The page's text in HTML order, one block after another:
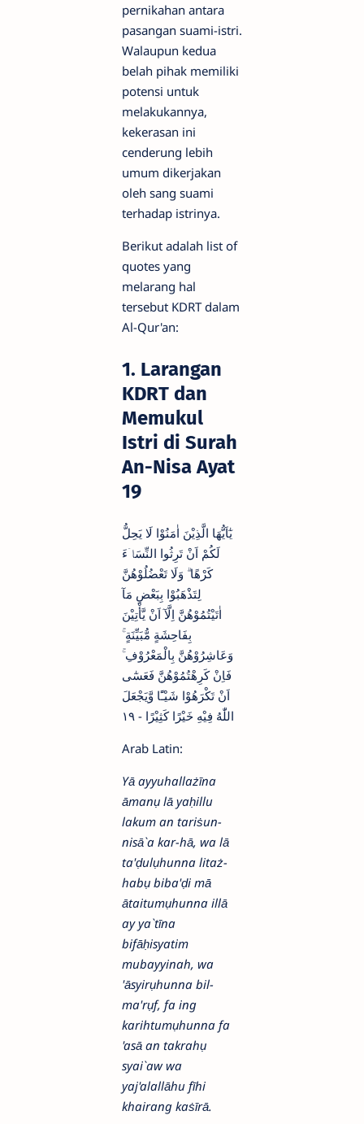
pernikahan antara
pasangan suami-istri.
Walaupun kedua
belah pihak memiliki
potensi untuk
melakukannya,
kekerasan ini
cenderung lebih
umum dikerjakan
oleh sang suami
terhadap istrinya.
Berikut adalah list of
quotes yang
melarang hal
tersebut KDRT dalam
Al-Qur'an:
1. Larangan
KDRT dan
Memukul
Istri di Surah
An-Nisa Ayat
19
يٰٓاَيُّهَا الَّذِيْنَ اٰمَنُوْا لَا يَحِلُّ
لَكُمْ اَنْ تَرِثُوا النِّسَاۤءَ
كَرْهًا ۗ وَلَا تَعْضُلُوْهُنَّ
لِتَذْهَبُوْا بِبَعْضِ مَآ
اٰتَيْتُمُوْهُنَّ اِلَّآ اَنْ يَّأْتِيْنَ
بِفَاحِشَةٍ مُّبَيِّنَةٍ ۚ
وَعَاشِرُوْهُنَّ بِالْمَعْرُوْفِ ۚ
فَاِنْ كَرِهْتُمُوْهُنَّ فَعَسٰٓى
اَنْ تَكْرَهُوْا شَيْـًٔا وَّيَجْعَلَ
اللّٰهُ فِيْهِ خَيْرًا كَثِيْرًا - ١٩
Arab Latin:
Yā ayyuhallażīna
āmanụ lā yaḥillu
lakum an tariṡun-
nisā`a kar-hā, wa lā
ta'ḍulụhunna litaż-
habụ biba'ḍi mā
ātaitumụhunna illā
ay ya`tīna
bifāḥisyatim
mubayyinah, wa
'āsyirụhunna bil-
ma'rụf, fa ing
karihtumụhunna fa
'asā an takrahụ
syai`aw wa
yaj'alallāhu fīhi
khairang kaṡīrā.